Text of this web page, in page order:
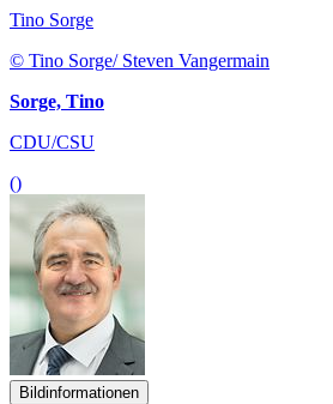
Tino Sorge
© Tino Sorge/ Steven Vangermain
Sorge, Tino
CDU/CSU
()
Bildinformationen